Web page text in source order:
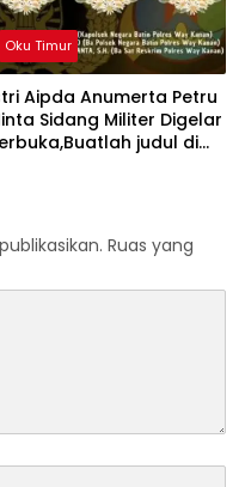
Oku Timur
Aipda Anumerta Petru
Sidang Militer Digelar
judul di
Ruas yang